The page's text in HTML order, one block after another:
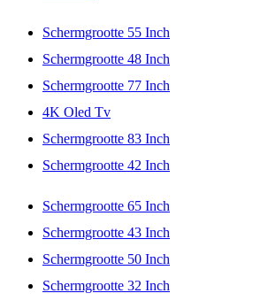
Schermgrootte 55 Inch
Schermgrootte 48 Inch
Schermgrootte 77 Inch
4K Oled Tv
Schermgrootte 83 Inch
Schermgrootte 42 Inch
Schermgrootte 65 Inch
Schermgrootte 43 Inch
Schermgrootte 50 Inch
Schermgrootte 32 Inch